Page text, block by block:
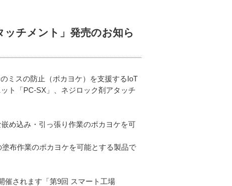
チメント」発売のお知ら
ミスの防止（ポカヨケ）を支援するIoT
ト「PC-SX」、ネジロック剤アタッチ
め込み・引っ張り作業のポカヨケを可
布作業のポカヨケを可能とする製品で
催されます「第9回 スマート工場